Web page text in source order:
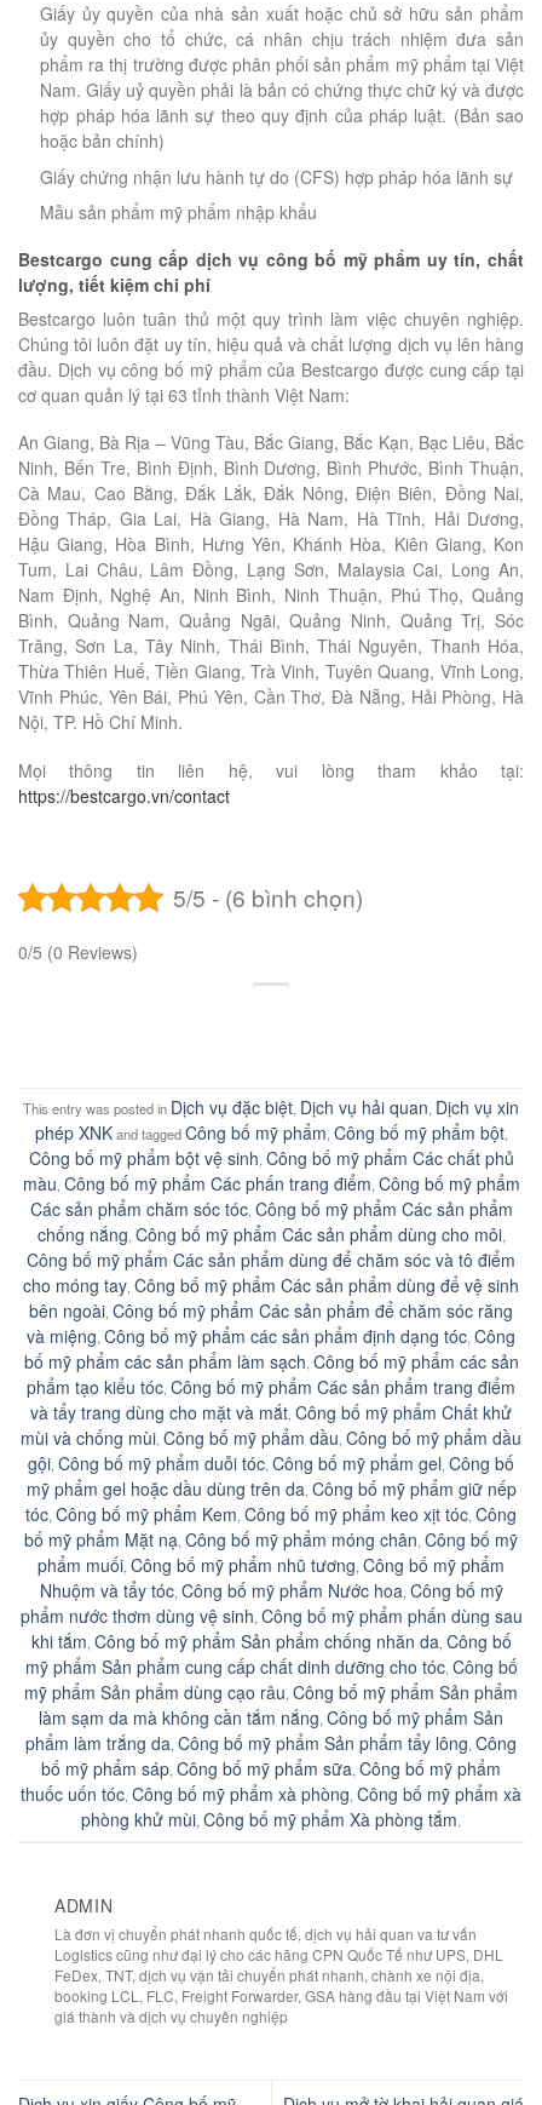
Giấy ủy quyền của nhà sản xuất hoặc chủ sở hữu sản phẩm
ủy quyền cho tổ chức, cá nhân chịu trách nhiệm đưa sản
phẩm ra thị trường được phân phối sản phẩm mỹ phẩm tại Việt
Nam. Giấy uỷ quyền phải là bản có chứng thực chữ ký và được
hợp pháp hóa lãnh sự theo quy định của pháp luật. (Bản sao
hoặc bản chính)
Giấy chứng nhận lưu hành tự do (CFS) hợp pháp hóa lãnh sự
Mẫu sản phẩm mỹ phẩm nhập khẩu
Bestcargo cung cấp dịch vụ công bố mỹ phẩm uy tín, chất
lượng, tiết kiệm chi phí
Bestcargo luôn tuân thủ một quy trình làm việc chuyên nghiệp.
Chúng tôi luôn đặt uy tín, hiệu quả và chất lượng dịch vụ lên hàng
đầu. Dịch vụ công bố mỹ phẩm của Bestcargo được cung cấp tại
cơ quan quản lý tại 63 tỉnh thành Việt Nam:
An Giang, Bà Rịa – Vũng Tàu, Bắc Giang, Bắc Kạn, Bạc Liêu, Bắc
Ninh, Bến Tre, Bình Định, Bình Dương, Bình Phước, Bình Thuận,
Cà Mau, Cao Bằng, Đắk Lắk, Đắk Nông, Điện Biên, Đồng Nai,
Đồng Tháp, Gia Lai, Hà Giang, Hà Nam, Hà Tĩnh, Hải Dương,
Hậu Giang, Hòa Bình, Hưng Yên, Khánh Hòa, Kiên Giang, Kon
Tum, Lai Châu, Lâm Đồng, Lạng Sơn, Malaysia Cai, Long An,
Nam Định, Nghệ An, Ninh Bình, Ninh Thuận, Phú Thọ, Quảng
Bình, Quảng Nam, Quảng Ngãi, Quảng Ninh, Quảng Trị, Sóc
Trăng, Sơn La, Tây Ninh, Thái Bình, Thái Nguyên, Thanh Hóa,
Thừa Thiên Huế, Tiền Giang, Trà Vinh, Tuyên Quang, Vĩnh Long,
Vĩnh Phúc, Yên Bái, Phú Yên, Cần Thơ, Đà Nẵng, Hải Phòng, Hà
Nội, TP. Hồ Chí Minh.
Mọi thông tin liên hệ, vui lòng tham khảo tại:
https://bestcargo.vn/contact
5/5 - (6 bình chọn)
0/5 (0 Reviews)
This entry was posted in Dịch vụ đặc biệt, Dịch vụ hải quan, Dịch vụ xin
phép XNKand taggedCông bố mỹ phẩm, Công bố mỹ phẩm bột,
Công bố mỹ phẩm bột vệ sinh, Công bố mỹ phẩm Các chất phủ
màu, Công bố mỹ phẩm Các phấn trang điểm, Công bố mỹ phẩm
Các sản phẩm chăm sóc tóc, Công bố mỹ phẩm Các sản phẩm
chống nắng, Công bố mỹ phẩm Các sản phẩm dùng cho môi,
Công bố mỹ phẩm Các sản phẩm dùng để chăm sóc và tô điểm
cho móng tay, Công bố mỹ phẩm Các sản phẩm dùng để vệ sinh
bên ngoài, Công bố mỹ phẩm Các sản phẩm để chăm sóc răng
và miệng, Công bố mỹ phẩm các sản phẩm định dạng tóc, Công
bố mỹ phẩm các sản phẩm làm sạch, Công bố mỹ phẩm các sản
phẩm tạo kiểu tóc, Công bố mỹ phẩm Các sản phẩm trang điểm
và tẩy trang dùng cho mặt và mắt, Công bố mỹ phẩm Chất khử
mùi và chống mùi, Công bố mỹ phẩm dầu, Công bố mỹ phẩm dầu
gội, Công bố mỹ phẩm duỗi tóc, Công bố mỹ phẩm gel, Công bố
mỹ phẩm gel hoặc dầu dùng trên da, Công bố mỹ phẩm giữ nếp
tóc, Công bố mỹ phẩm Kem, Công bố mỹ phẩm keo xịt tóc, Công
bố mỹ phẩm Mặt nạ, Công bố mỹ phẩm móng chân, Công bố mỹ
phẩm muối, Công bố mỹ phẩm nhũ tương, Công bố mỹ phẩm
Nhuộm và tẩy tóc, Công bố mỹ phẩm Nước hoa, Công bố mỹ
phẩm nước thơm dùng vệ sinh, Công bố mỹ phẩm phấn dùng sau
khi tắm, Công bố mỹ phẩm Sản phẩm chống nhăn da, Công bố
mỹ phẩm Sản phẩm cung cấp chất dinh dưỡng cho tóc, Công bố
mỹ phẩm Sản phẩm dùng cạo râu, Công bố mỹ phẩm Sản phẩm
làm sạm da mà không cần tắm nắng, Công bố mỹ phẩm Sản
phẩm làm trắng da, Công bố mỹ phẩm Sản phẩm tẩy lông, Công
bố mỹ phẩm sáp, Công bố mỹ phẩm sữa, Công bố mỹ phẩm
thuốc uốn tóc, Công bố mỹ phẩm xà phòng, Công bố mỹ phẩm xà
phòng khử mùi, Công bố mỹ phẩm Xà phòng tắm.
ADMIN
Là đơn vị chuyển phát nhanh quốc tế, dịch vụ hải quan va tư vấn
Logistics cũng như đại lý cho các hãng CPN Quốc Tế như UPS, DHL
FeDex, TNT, dịch vụ vận tải chuyển phát nhanh, chành xe nội địa,
booking LCL, FLC, Freight Forwarder, GSA hàng đầu tại Việt Nam với
giá thành và dịch vụ chuyên nghiệp